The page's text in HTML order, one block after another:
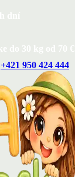
+421 950 424 444